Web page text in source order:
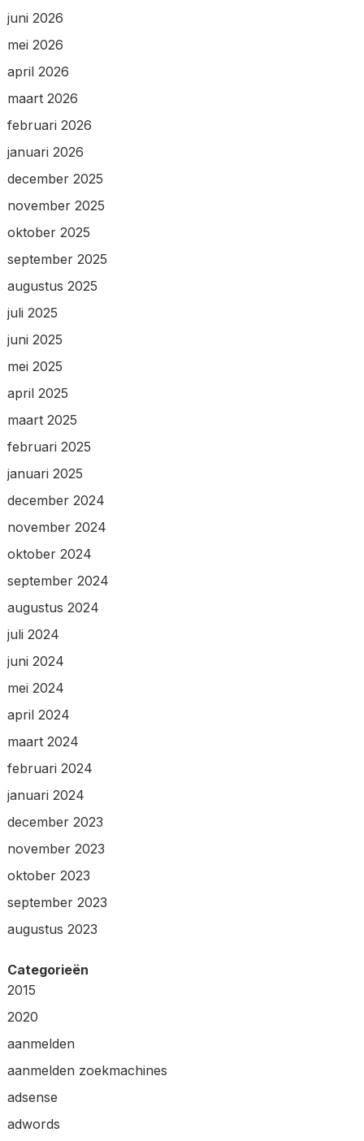
juni 2026
mei 2026
april 2026
maart 2026
februari 2026
januari 2026
december 2025
november 2025
oktober 2025
september 2025
augustus 2025
juli 2025
juni 2025
mei 2025
april 2025
maart 2025
februari 2025
januari 2025
december 2024
november 2024
oktober 2024
september 2024
augustus 2024
juli 2024
juni 2024
mei 2024
april 2024
maart 2024
februari 2024
januari 2024
december 2023
november 2023
oktober 2023
september 2023
augustus 2023
Categorieën
2015
2020
aanmelden
aanmelden zoekmachines
adsense
adwords